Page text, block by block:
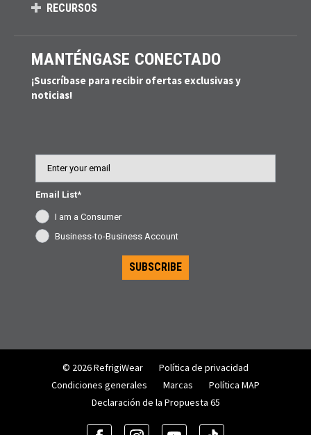
RECURSOS
MANTÉNGASE CONECTADO
¡Suscríbase para recibir ofertas exclusivas y
noticias!
Email List*
I am a Consumer
Business-to-Business Account
SUBSCRIBE
© 2026 RefrigiWear
Política de privacidad
Condiciones generales
Marcas
Política MAP
Declaración de la Propuesta 65